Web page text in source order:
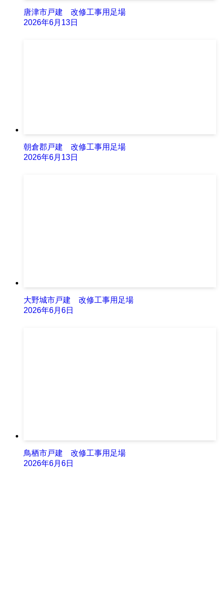
唐津市戸建 改修工事用足場
2026年6月13日
朝倉郡戸建 改修工事用足場
2026年6月13日
大野城市戸建 改修工事用足場
2026年6月6日
鳥栖市戸建 改修工事用足場
2026年6月6日